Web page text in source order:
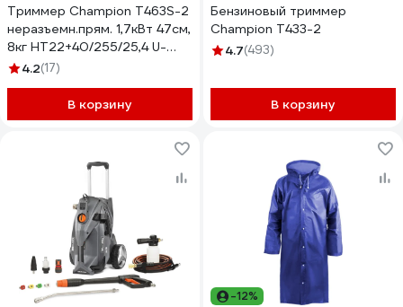
Триммер Champion Т463S-2
неразъемн.прям. 1,7кВт 47см,
8кг HT22+40/255/25,4 U-
ручка легк.старт T463S-2
4.2(17)
В корзину
Бензиновый триммер
Champion Т433-2
4.7(493)
В корзину
-12%